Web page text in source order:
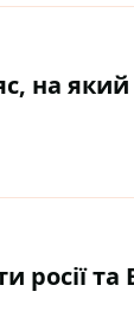
на
та